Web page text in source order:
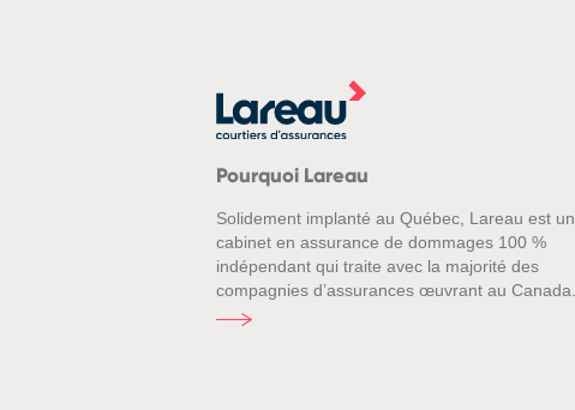
Pourquoi Lareau
Solidement implanté au Québec, Lareau est un
cabinet en assurance de dommages 100 %
indépendant qui traite avec la majorité des
compagnies d’assurances œuvrant au Canada.